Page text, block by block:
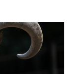
silenziose
della
caccia